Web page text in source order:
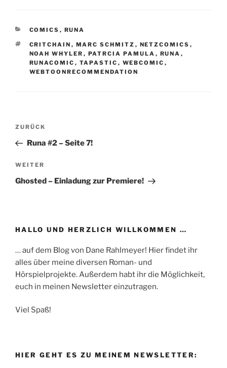
KATEGORIEN
COMICS , RUNA
SCHLAGWÖRTER
CRITCHAIN , MARC SCHMITZ , NETZCOMICS ,
NOAH WHYLER , PATRCIA PAMULA , RUNA ,
RUNACOMIC , TAPASTIC , WEBCOMIC ,
WEBTOONRECOMMENDATION
Beitragsnavigation
Vorheriger
Beitrag
ZURÜCK
Runa #2 – Seite 7!
Nächster
Beitrag
WEITER
Ghosted – Einladung zur Premiere!
HALLO UND HERZLICH WILLKOMMEN …
… auf dem Blog von Dane Rahlmeyer! Hier findet ihr
alles über meine diversen Roman- und
Hörspielprojekte. Außerdem habt ihr die Möglichkeit,
euch in meinen Newsletter einzutragen.
Viel Spaß!
HIER GEHT ES ZU MEINEM NEWSLETTER: